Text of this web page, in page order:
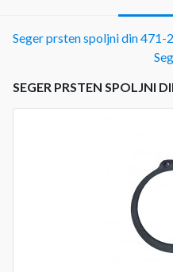
Seger prsten spoljni din 471-
SEGER PRSTEN SPOLJNI